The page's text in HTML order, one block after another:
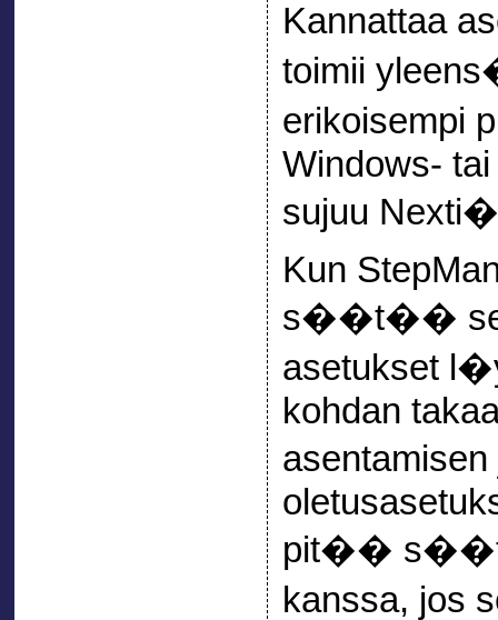
Kannattaa
toimii
erikoisempi
Windows-
sujuu
Kun
s��t�� sen
asetukset
kohdan
pit��
kanssa, jos